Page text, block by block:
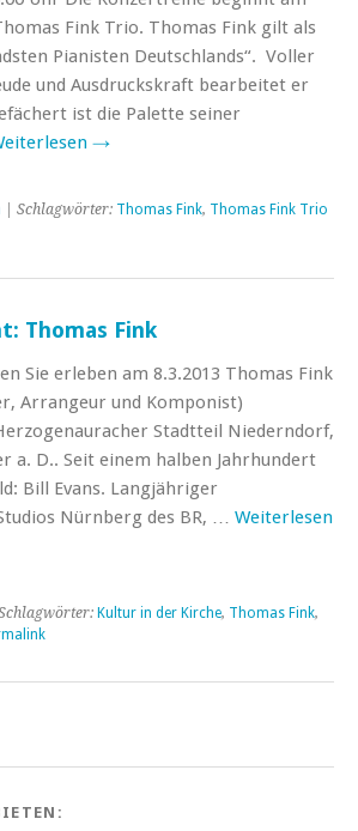
Fink Trio. Thomas Fink gilt als
Pianisten Deutschlands“. Voller
und Ausdruckskraft bearbeitet er
ist die Palette seiner
→
| Schlagwörter: Thomas Fink, Thomas Fink Trio
Thomas Fink
Sie erleben am 8.3.2013 Thomas Fink
Arrangeur und Komponist)
Stadtteil Niederndorf,
a. D.. Seit einem halben Jahrhundert
Bill Evans. Langjähriger
Nürnberg des BR, … Weiterlesen
Kultur in der Kirche, Thomas Fink,